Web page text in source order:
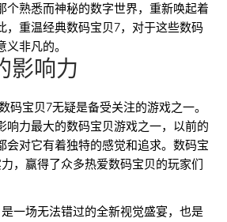
个熟悉而神秘的数字世界，重新唤起着
，重温经典数码宝贝7，对于这些数码
非凡的。
影响力
码宝贝7无疑是备受关注的游戏之一。
响力最大的数码宝贝游戏之一，以前的
会对它有着独特的感觉和追求。数码宝
，赢得了众多热爱数码宝贝的玩家们
一场无法错过的全新视觉盛宴，也是